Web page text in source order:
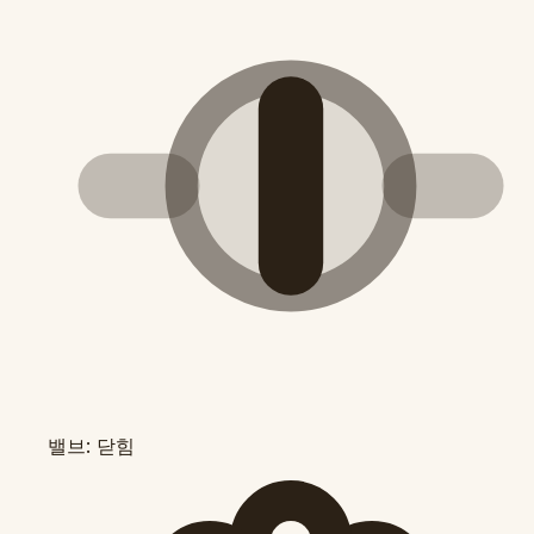
밸브: 닫힘